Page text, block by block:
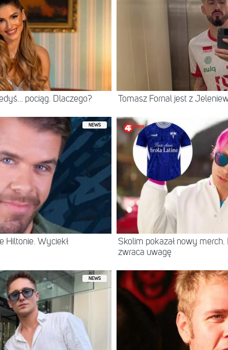
pociąg. Dlaczego? Tomasz Fornal jest z
NEWS
Hiltonie. Wyciekł
Skolim pokazał nowy
zwraca uwagę
NEWS